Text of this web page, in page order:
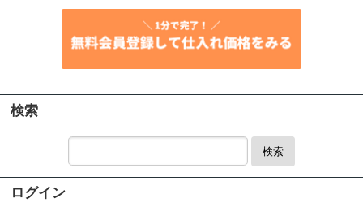
検索
検索
ログイン